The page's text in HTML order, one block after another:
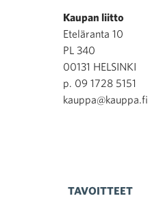
Kaupan liitto
Eteläranta 10
PL 340
00131 HELSINKI
p. 09 1728 5151
kauppa@kauppa.fi
TAVOITTEET